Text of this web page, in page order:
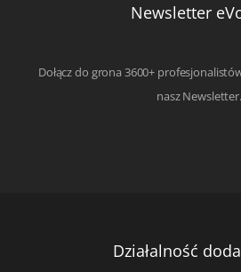
Newsletter
Dołącz do grona 3600+
nasz Newsletter.
Działalność